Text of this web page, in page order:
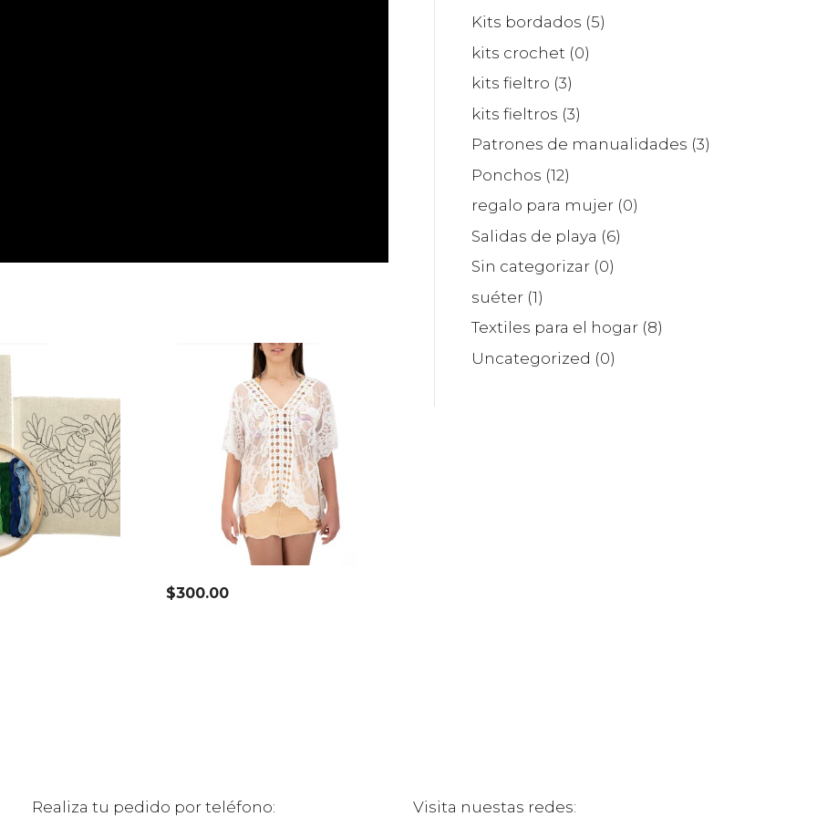
Kits bordados (5)
kits crochet (0)
kits fieltro (3)
kits fieltros (3)
Patrones de manualidades (3)
Ponchos (12)
regalo para mujer (0)
Salidas de playa (6)
Sin categorizar (0)
suéter (1)
Textiles para el hogar (8)
Uncategorized (0)
$300.00
Realiza tu pedido por teléfono: Visita nuestas redes: